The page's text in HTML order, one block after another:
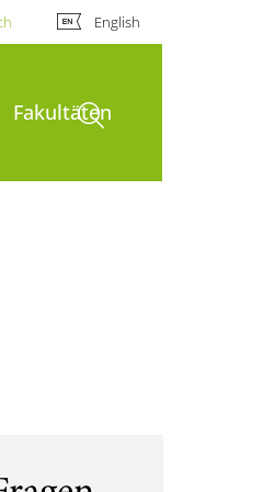
English
FakultätenSuche öffnen